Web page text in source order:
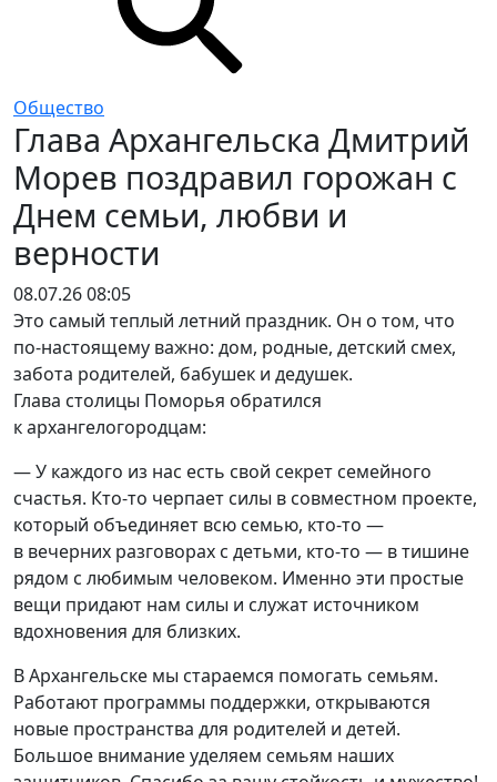
Общество
Глава Архангельска Дмитрий
Морев поздравил горожан с
Днем семьи, любви и
верности
08.07.26 08:05
Это самый теплый летний праздник. Он о том, что
по-настоящему важно: дом, родные, детский смех,
забота родителей, бабушек и дедушек.
Глава столицы Поморья обратился
к архангелогородцам:
— У каждого из нас есть свой секрет семейного
счастья. Кто-то черпает силы в совместном проекте,
который объединяет всю семью, кто-то —
в вечерних разговорах с детьми, кто-то — в тишине
рядом с любимым человеком. Именно эти простые
вещи придают нам силы и служат источником
вдохновения для близких.
В Архангельске мы стараемся помогать семьям.
Работают программы поддержки, открываются
новые пространства для родителей и детей.
Большое внимание уделяем семьям наших